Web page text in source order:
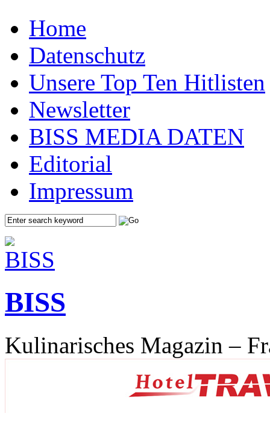
Home
Datenschutz
Unsere Top Ten Hitlisten
Newsletter
BISS MEDIA DATEN
Editorial
Impressum
BISS
Kulinarisches Magazin –